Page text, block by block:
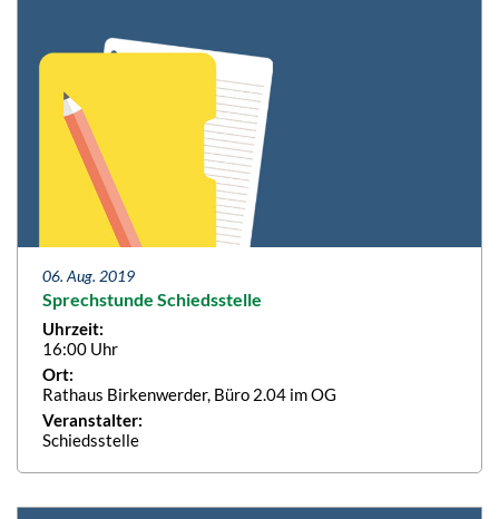
06. Aug. 2019
Sprechstunde Schiedsstelle
Uhrzeit:
16:00 Uhr
Ort:
Rathaus Birkenwerder, Büro 2.04 im OG
Veranstalter:
Schiedsstelle